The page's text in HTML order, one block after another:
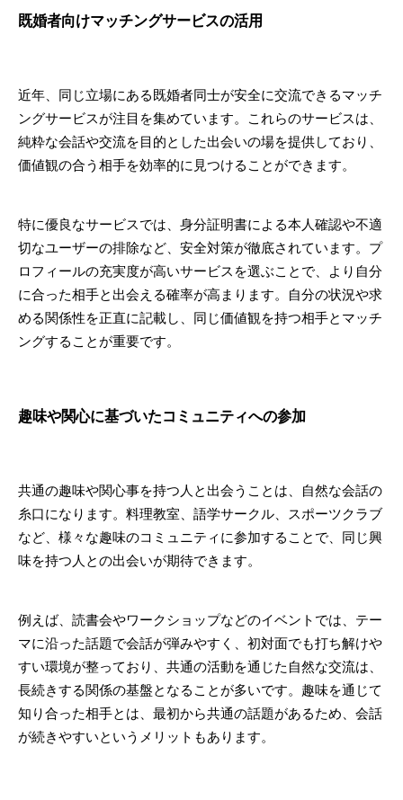
既婚者向けマッチングサービスの活用
近年、同じ立場にある既婚者同士が安全に交流できるマッチ
ングサービスが注目を集めています。これらのサービスは、
純粋な会話や交流を目的とした出会いの場を提供しており、
価値観の合う相手を効率的に見つけることができます。
特に優良なサービスでは、身分証明書による本人確認や不適
切なユーザーの排除など、安全対策が徹底されています。プ
ロフィールの充実度が高いサービスを選ぶことで、より自分
に合った相手と出会える確率が高まります。自分の状況や求
める関係性を正直に記載し、同じ価値観を持つ相手とマッチ
ングすることが重要です。
趣味や関心に基づいたコミュニティへの参加
共通の趣味や関心事を持つ人と出会うことは、自然な会話の
糸口になります。料理教室、語学サークル、スポーツクラブ
など、様々な趣味のコミュニティに参加することで、同じ興
味を持つ人との出会いが期待できます。
例えば、読書会やワークショップなどのイベントでは、テー
マに沿った話題で会話が弾みやすく、初対面でも打ち解けや
すい環境が整っており、共通の活動を通じた自然な交流は、
長続きする関係の基盤となることが多いです。趣味を通じて
知り合った相手とは、最初から共通の話題があるため、会話
が続きやすいというメリットもあります。